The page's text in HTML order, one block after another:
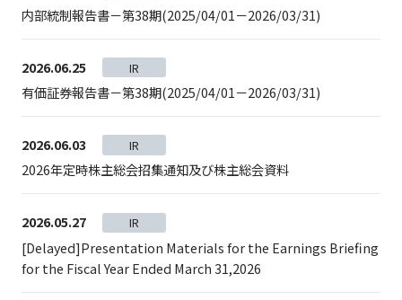
内部統制報告書－第38期(2025/04/01－2026/03/31)
2026.06.25 IR
有価証券報告書－第38期(2025/04/01－2026/03/31)
2026.06.03 IR
2026年定時株主総会招集通知及び株主総会資料
2026.05.27 IR
[Delayed]Presentation Materials for the Earnings Briefing
for the Fiscal Year Ended March 31,2026